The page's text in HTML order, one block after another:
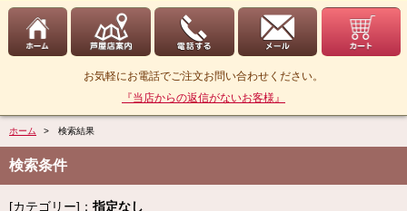
お気軽にお電話でご注文お問い合わせください。
『当店からの返信がないお客様』
ホーム > 検索結果
検索条件
[カテゴリー]： 指定なし